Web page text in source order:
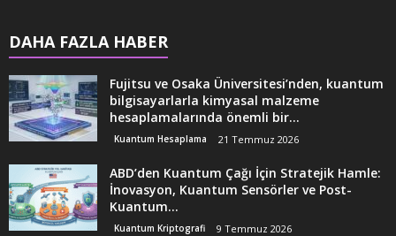
DAHA FAZLA HABER
Fujitsu ve Osaka Üniversitesi’nden, kuantum
bilgisayarlarla kimyasal malzeme
hesaplamalarında önemli bir...
Kuantum Hesaplama 21 Temmuz 2026
ABD’den Kuantum Çağı İçin Stratejik Hamle:
İnovasyon, Kuantum Sensörler ve Post-
Kuantum...
Kuantum Kriptografi 9 Temmuz 2026